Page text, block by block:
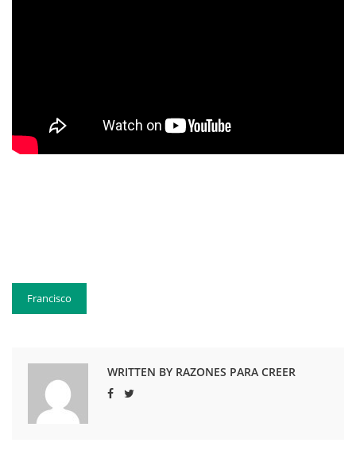
Francisco
WRITTEN BY RAZONES PARA CREER